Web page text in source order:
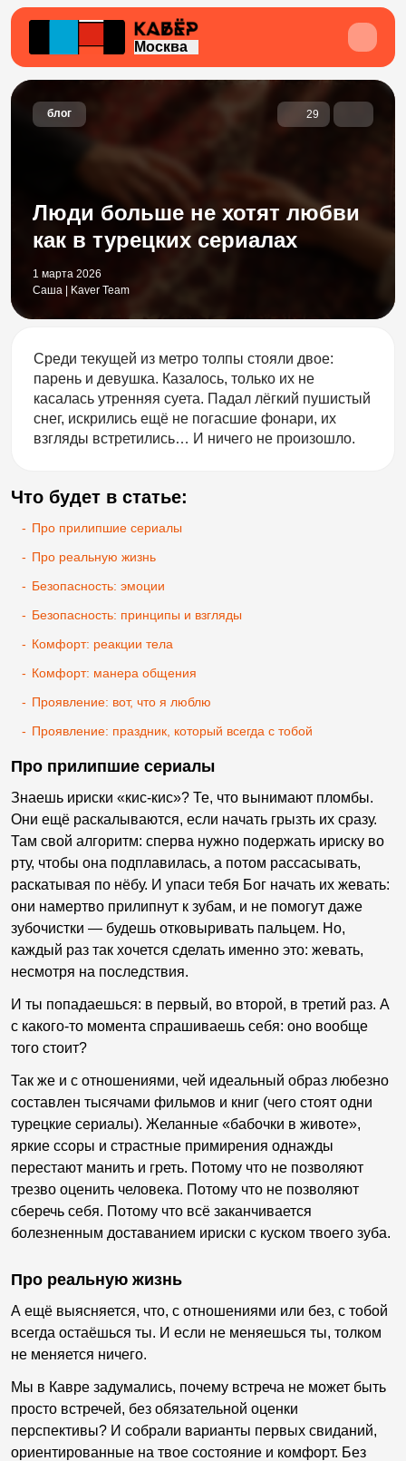
Москва
блог 29
Люди больше не хотят любви
как в турецких сериалах
1 марта 2026
Саша | Kaver Team
Среди текущей из метро толпы стояли двое:
парень и девушка. Казалось, только их не
касалась утренняя суета. Падал лёгкий пушистый
снег, искрились ещё не погасшие фонари, их
взгляды встретились… И ничего не произошло.
Что будет в статье:
- Про прилипшие сериалы
- Про реальную жизнь
- Безопасность: эмоции
- Безопасность: принципы и взгляды
- Комфорт: реакции тела
- Комфорт: манера общения
- Проявление: вот, что я люблю
- Проявление: праздник, который всегда с тобой
Про прилипшие сериалы
Знаешь ириски «кис-кис»? Те, что вынимают пломбы.
Они ещё раскалываются, если начать грызть их сразу.
Там свой алгоритм: сперва нужно подержать ириску во
рту, чтобы она подплавилась, а потом рассасывать,
раскатывая по нёбу. И упаси тебя Бог начать их жевать:
они намертво прилипнут к зубам, и не помогут даже
зубочистки — будешь отковыривать пальцем. Но,
каждый раз так хочется сделать именно это: жевать,
несмотря на последствия.
И ты попадаешься: в первый, во второй, в третий раз. А
с какого-то момента спрашиваешь себя: оно вообще
того стоит?
Так же и с отношениями, чей идеальный образ любезно
составлен тысячами фильмов и книг (чего стоят одни
турецкие сериалы). Желанные «бабочки в животе»,
яркие ссоры и страстные примирения однажды
перестают манить и греть. Потому что не позволяют
трезво оценить человека. Потому что не позволяют
сберечь себя. Потому что всё заканчивается
болезненным доставанием ириски с куском твоего зуба.
Про реальную жизнь
А ещё выясняется, что, с отношениями или без, с тобой
всегда остаёшься ты. И если не меняешься ты, толком
не меняется ничего.
Мы в Кавре задумались, почему встреча не может быть
просто встречей, без обязательной оценки
перспективы? И собрали варианты первых свиданий,
ориентированные на твое состояние и комфорт. Без